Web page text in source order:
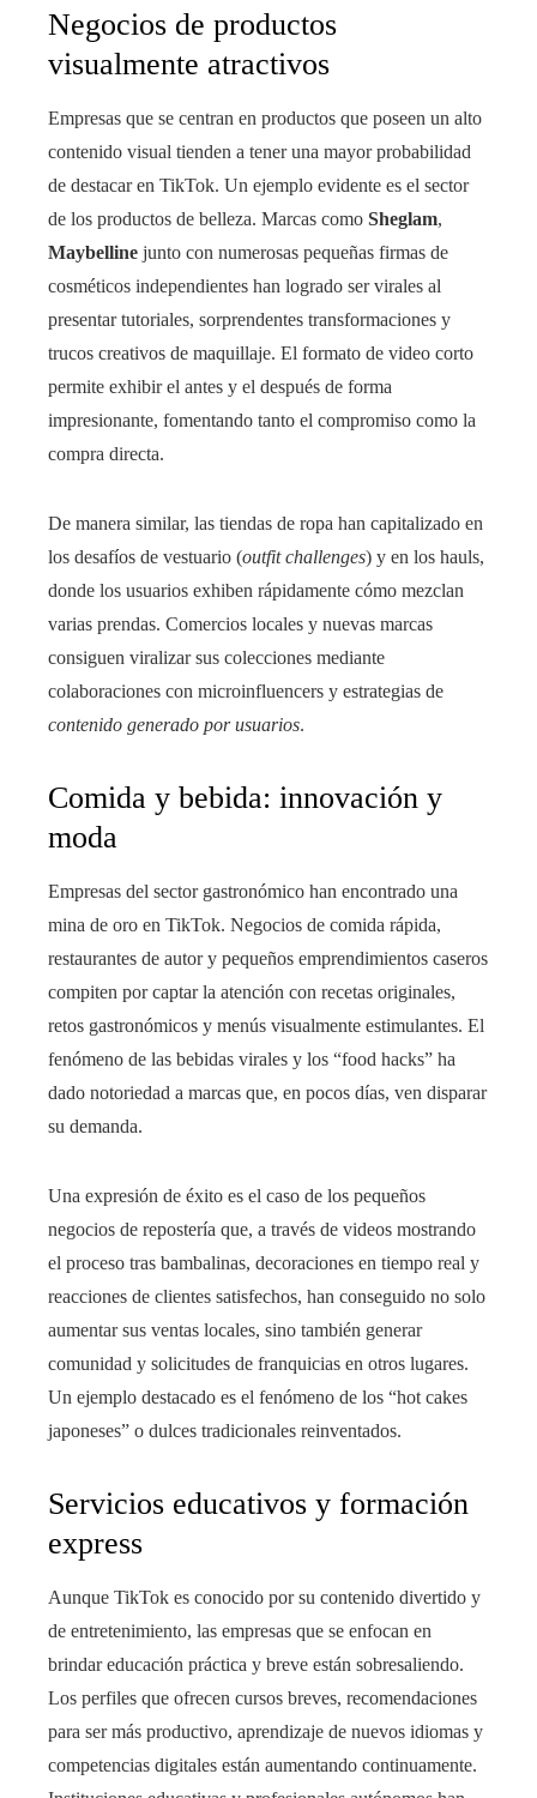
Negocios de productos
visualmente atractivos
Empresas que se centran en productos que poseen un alto
contenido visual tienden a tener una mayor probabilidad
de destacar en TikTok. Un ejemplo evidente es el sector
de los productos de belleza. Marcas como Sheglam,
Maybelline junto con numerosas pequeñas firmas de
cosméticos independientes han logrado ser virales al
presentar tutoriales, sorprendentes transformaciones y
trucos creativos de maquillaje. El formato de video corto
permite exhibir el antes y el después de forma
impresionante, fomentando tanto el compromiso como la
compra directa.
De manera similar, las tiendas de ropa han capitalizado en
los desafíos de vestuario (outfit challenges) y en los hauls,
donde los usuarios exhiben rápidamente cómo mezclan
varias prendas. Comercios locales y nuevas marcas
consiguen viralizar sus colecciones mediante
colaboraciones con microinfluencers y estrategias de
contenido generado por usuarios.
Comida y bebida: innovación y
moda
Empresas del sector gastronómico han encontrado una
mina de oro en TikTok. Negocios de comida rápida,
restaurantes de autor y pequeños emprendimientos caseros
compiten por captar la atención con recetas originales,
retos gastronómicos y menús visualmente estimulantes. El
fenómeno de las bebidas virales y los “food hacks” ha
dado notoriedad a marcas que, en pocos días, ven disparar
su demanda.
Una expresión de éxito es el caso de los pequeños
negocios de repostería que, a través de videos mostrando
el proceso tras bambalinas, decoraciones en tiempo real y
reacciones de clientes satisfechos, han conseguido no solo
aumentar sus ventas locales, sino también generar
comunidad y solicitudes de franquicias en otros lugares.
Un ejemplo destacado es el fenómeno de los “hot cakes
japoneses” o dulces tradicionales reinventados.
Servicios educativos y formación
express
Aunque TikTok es conocido por su contenido divertido y
de entretenimiento, las empresas que se enfocan en
brindar educación práctica y breve están sobresaliendo.
Los perfiles que ofrecen cursos breves, recomendaciones
para ser más productivo, aprendizaje de nuevos idiomas y
competencias digitales están aumentando continuamente.